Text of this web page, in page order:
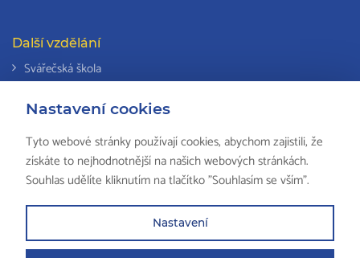
Nastavení cookies
Tyto webové stránky používají cookies, abychom zajistili, že
získáte to nejhodnotnější na našich webových stránkách.
Souhlas udělíte kliknutím na tlačítko "Souhlasím se vším".
Nastavení
Další vzdělání
Svářečská škola
Národní soustava kvalifikací
Computers
Partneři školy
Mapa stránek Právní ustanovení Zkola